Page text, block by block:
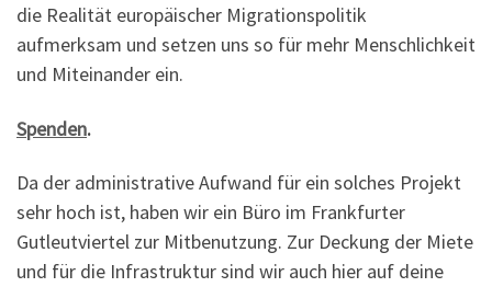
die Realität europäischer Migrationspolitik
aufmerksam und setzen uns so für mehr Menschlichkeit
und Miteinander ein.
Spenden.
Da der administrative Aufwand für ein solches Projekt
sehr hoch ist, haben wir ein Büro im Frankfurter
Gutleutviertel zur Mitbenutzung. Zur Deckung der Miete
und für die Infrastruktur sind wir auch hier auf deine